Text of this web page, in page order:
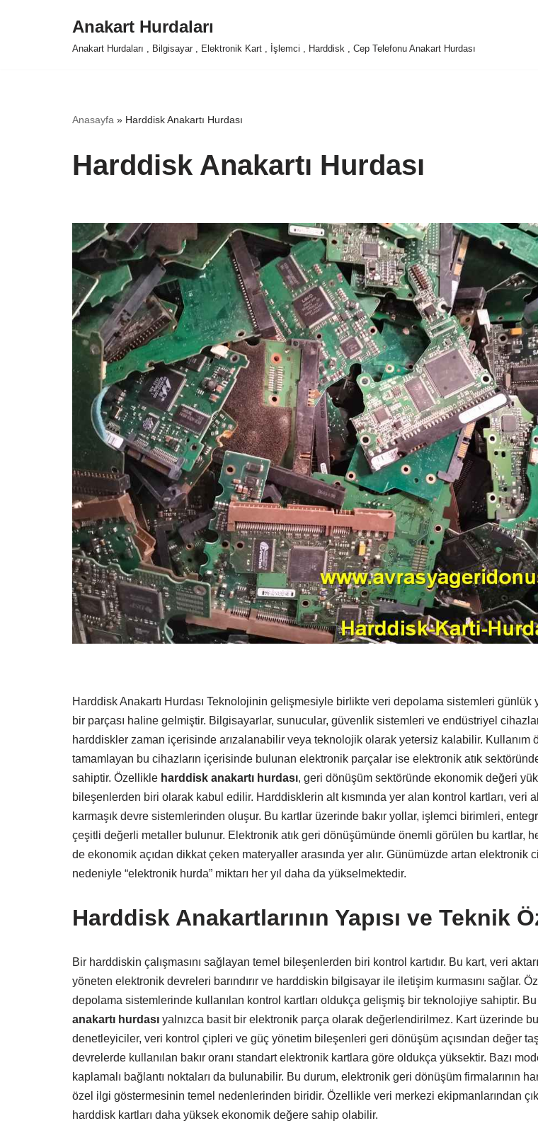
Anakart Hurdaları
Anakart Hurdaları , Bilgisayar , Elektronik Kart , İşlemci , Harddisk , Cep Telefonu Anakart Hurdası
Anasayfa » Harddisk Anakartı Hurdası
Harddisk Anakartı Hurdası
Harddisk Anakartı Hurdası Teknolojinin gelişmesiyle birlikte veri depolama sistemleri günlük
bir parçası haline gelmiştir. Bilgisayarlar, sunucular, güvenlik sistemleri ve endüstriyel
harddiskler zaman içerisinde arızalanabilir veya teknolojik olarak yetersiz kalabilir. Kullanım
tamamlayan bu cihazların içerisinde bulunan elektronik parçalar ise elektronik atık
sahiptir. Özellikle harddisk anakartı hurdası, geri dönüşüm sektöründe ekonomik değeri
bileşenlerden biri olarak kabul edilir. Harddisklerin alt kısmında yer alan kontrol kartları, veri
karmaşık devre sistemlerinden oluşur. Bu kartlar üzerinde bakır yollar, işlemci birimleri,
çeşitli değerli metaller bulunur. Elektronik atık geri dönüşümünde önemli görülen bu kartlar,
de ekonomik açıdan dikkat çeken materyaller arasında yer alır. Günümüzde artan elektronik
nedeniyle “elektronik hurda” miktarı her yıl daha da yükselmektedir.
Harddisk Anakartlarının Yapısı ve Teknik
Bir harddiskin çalışmasını sağlayan temel bileşenlerden biri kontrol kartıdır. Bu kart, veri
yöneten elektronik devreleri barındırır ve harddiskin bilgisayar ile iletişim kurmasını sağlar.
depolama sistemlerinde kullanılan kontrol kartları oldukça gelişmiş bir teknolojiye sahiptir.
anakartı hurdası yalnızca basit bir elektronik parça olarak değerlendirilmez. Kart üzerinde
denetleyiciler, veri kontrol çipleri ve güç yönetim bileşenleri geri dönüşüm açısından değer
devrelerde kullanılan bakır oranı standart elektronik kartlara göre oldukça yüksektir. Bazı
kaplamalı bağlantı noktaları da bulunabilir. Bu durum, elektronik geri dönüşüm firmalarının
özel ilgi göstermesinin temel nedenlerinden biridir. Özellikle veri merkezi ekipmanlarından
harddisk kartları daha yüksek ekonomik değere sahip olabilir.